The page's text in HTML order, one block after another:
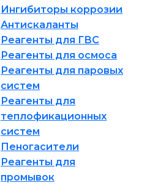
Ингибиторы коррозии
Антискаланты
Реагенты для ГВС
Реагенты для осмоса
Реагенты для паровых
систем
Реагенты для
теплофикационных
систем
Пеногасители
Реагенты для
промывок